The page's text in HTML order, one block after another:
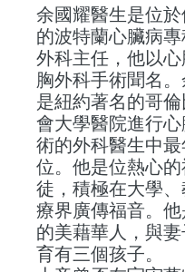
余國耀醫生是位
的波特蘭心臟病
外科主任，他以
胸外科手術聞名
是紐約著名的哥
會大學醫院進行
術的外科醫生中
位。他是位熱心
徒，積極在大學
療界廣傳福音。
的美藉華人，與
育有三個孩子。